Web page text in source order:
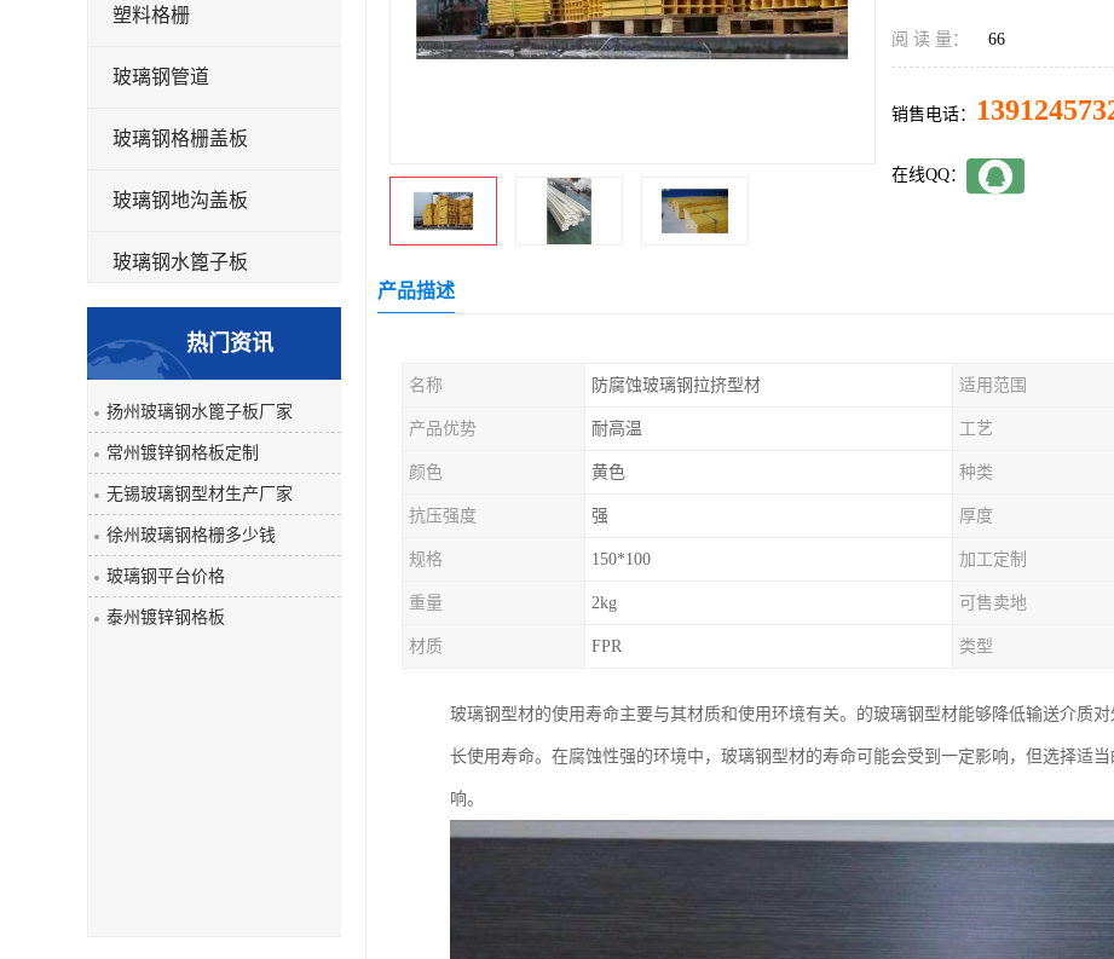
塑料格栅
玻璃钢管道
玻璃钢格栅盖板
玻璃钢地沟盖板
玻璃钢水篦子板
玻璃钢平板
玻璃钢盖板
热门资讯
扬州玻璃钢水篦子板厂家
常州镀锌钢格板定制
无锡玻璃钢型材生产厂家
徐州玻璃钢格栅多少钱
玻璃钢平台价格
泰州镀锌钢格板
阅 读 量： 66
销售电话：
在线QQ：
产品描述
名称 防腐蚀玻璃钢拉挤型材 适用范围
产品优势 耐高温 工艺
颜色 黄色 种类
抗压强度 强 厚度
规格 150*100 加工定制
重量 2kg 可售卖地
材质 FPR 类型
玻璃钢型材的使用寿命主要与其材质和使用环境有关。的玻璃钢型材能够降低输送介质
长使用寿命。在腐蚀性强的环境中，玻璃钢型材的寿命可能会受到一定影响，但选择适
响。